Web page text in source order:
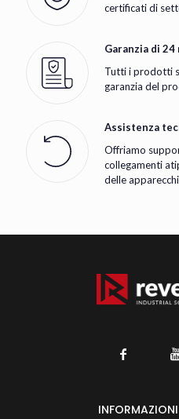
certificati di
Garanzia di 24
Tutti i prodotti
garanzia del
Assistenza
Offriamo
collegamenti
delle
INFORMAZIONI